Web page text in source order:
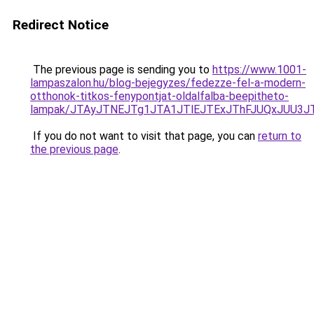
Redirect Notice
The previous page is sending you to https://www.1001-
lampaszalon.hu/blog-bejegyzes/fedezze-fel-a-modern-
otthonok-titkos-fenypontjat-oldalfalba-beepitheto-
lampak/
If you do not want to visit that page, you can return to
the previous page.